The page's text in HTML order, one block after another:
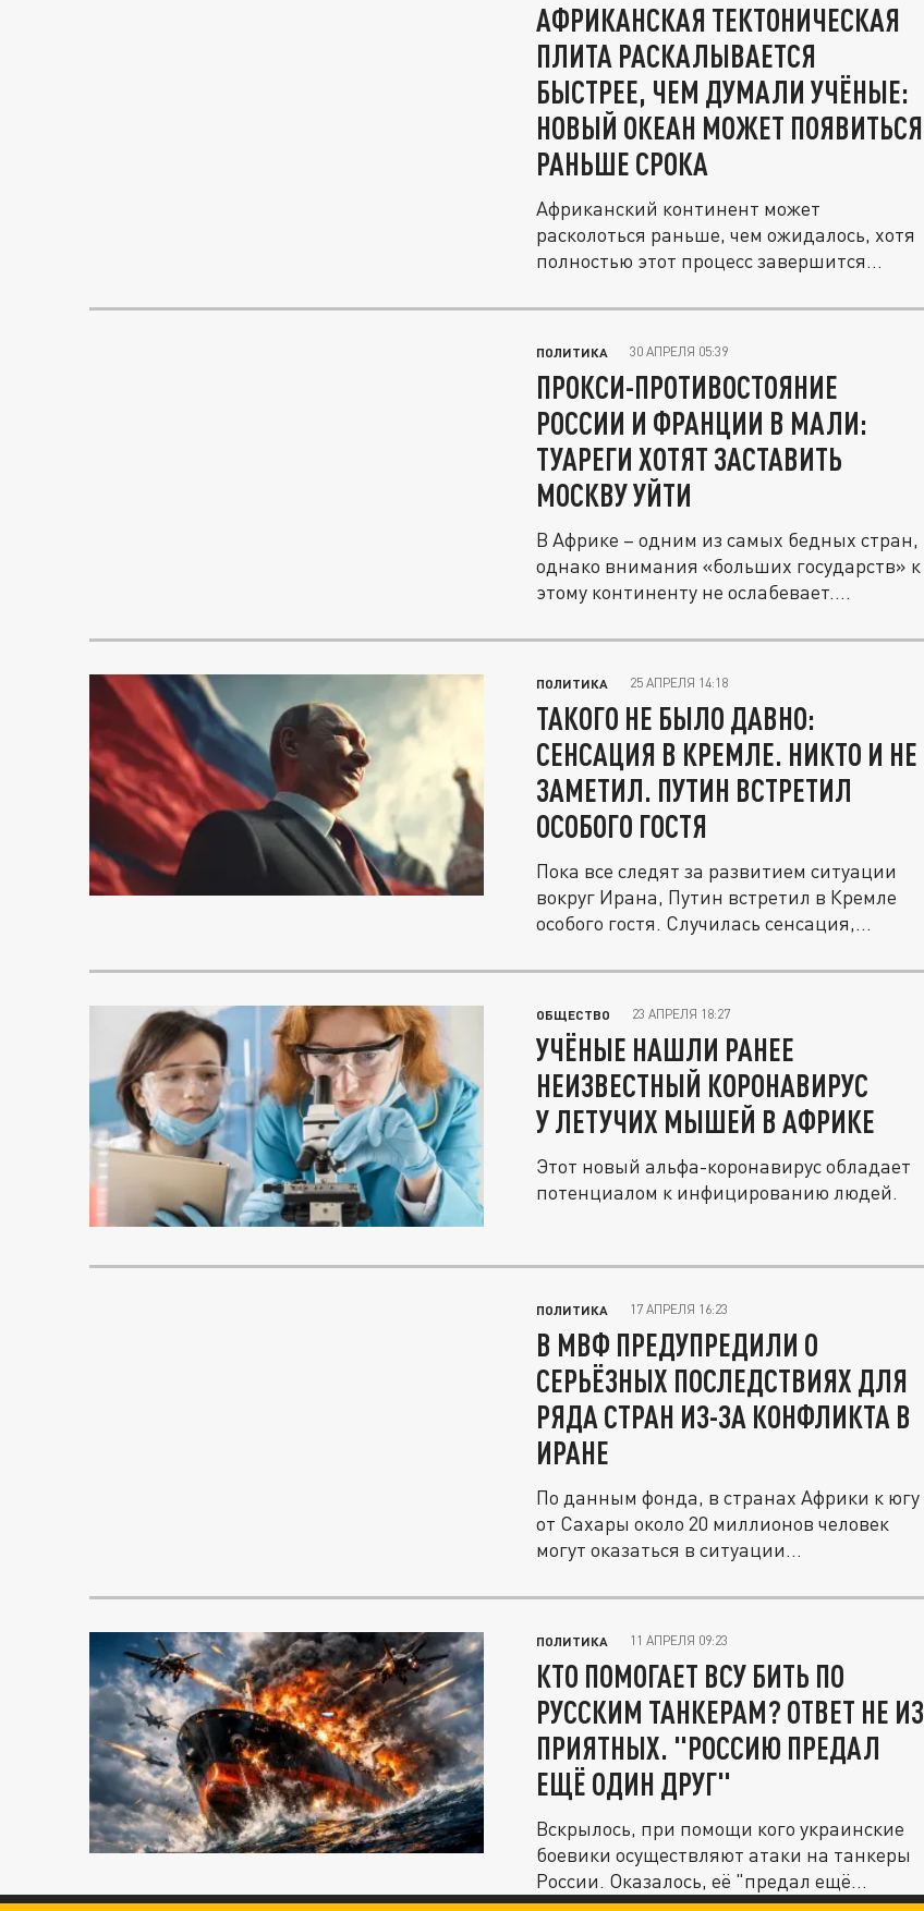
АФРИКАНСКАЯ ТЕКТОНИЧЕСКАЯ
ПЛИТА РАСКАЛЫВАЕТСЯ
БЫСТРЕЕ, ЧЕМ ДУМАЛИ УЧЁНЫЕ:
НОВЫЙ ОКЕАН МОЖЕТ ПОЯВИТЬСЯ
РАНЬШЕ СРОКА
Африканский континент может
расколоться раньше, чем ожидалось, хотя
полностью этот процесс завершится
ПОЛИТИКА 30 АПРЕЛЯ 05:39
ПРОКСИ-ПРОТИВОСТОЯНИЕ
РОССИИ И ФРАНЦИИ В МАЛИ:
ТУАРЕГИ ХОТЯТ ЗАСТАВИТЬ
МОСКВУ УЙТИ
В Африке – одним из самых бедных стран,
однако внимания «больших государств» к
этому континенту не ослабевает....
ПОЛИТИКА 25 АПРЕЛЯ 14:18
ТАКОГО НЕ БЫЛО ДАВНО:
СЕНСАЦИЯ В КРЕМЛЕ. НИКТО И НЕ
ЗАМЕТИЛ. ПУТИН ВСТРЕТИЛ
ОСОБОГО ГОСТЯ
Пока все следят за развитием ситуации
вокруг Ирана, Путин встретил в Кремле
особого гостя. Случилась сенсация,...
ОБЩЕСТВО 23 АПРЕЛЯ 18:27
УЧЁНЫЕ НАШЛИ РАНЕЕ
НЕИЗВЕСТНЫЙ КОРОНАВИРУС
У ЛЕТУЧИХ МЫШЕЙ В АФРИКЕ
Этот новый альфа-коронавирус обладает
потенциалом к инфицированию людей.
ПОЛИТИКА 17 АПРЕЛЯ 16:23
В МВФ ПРЕДУПРЕДИЛИ О
СЕРЬЁЗНЫХ ПОСЛЕДСТВИЯХ ДЛЯ
РЯДА СТРАН ИЗ-ЗА КОНФЛИКТА В
ИРАНЕ
По данным фонда, в странах Африки к югу
от Сахары около 20 миллионов человек
могут оказаться в ситуации...
ПОЛИТИКА 11 АПРЕЛЯ 09:23
КТО ПОМОГАЕТ ВСУ БИТЬ ПО
РУССКИМ ТАНКЕРАМ? ОТВЕТ НЕ ИЗ
ПРИЯТНЫХ. "РОССИЮ ПРЕДАЛ
ЕЩЁ ОДИН ДРУГ"
Вскрылось, при помощи кого украинские
боевики осуществляют атаки на танкеры
России. Оказалось, её "предал ещё...